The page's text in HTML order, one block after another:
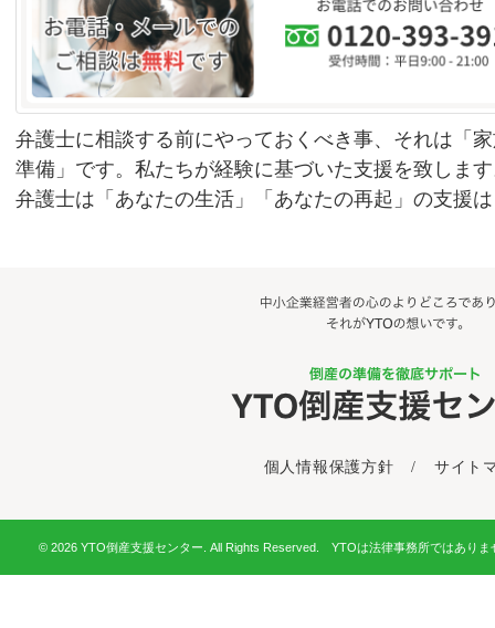
弁護士に相談する前にやっておくべき事、それは「
準備」です。私たちが経験に基づいた支援を致しま
弁護士は「あなたの生活」「あなたの再起」の支援
個人情報保護方針 / サイト
© 2026 YTO倒産支援センター. All Rights Reserved. YTOは法律事務所ではありま